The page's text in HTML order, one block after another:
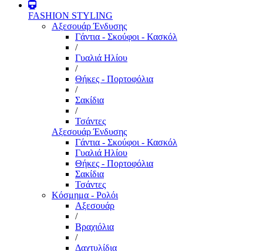
FASHION STYLING
Αξεσουάρ Ένδυσης
Γάντια - Σκούφοι - Κασκόλ
/
Γυαλιά Ηλίου
/
Θήκες - Πορτοφόλια
/
Σακίδια
/
Τσάντες
Αξεσουάρ Ένδυσης
Γάντια - Σκούφοι - Κασκόλ
Γυαλιά Ηλίου
Θήκες - Πορτοφόλια
Σακίδια
Τσάντες
Κόσμημα - Ρολόι
Αξεσουάρ
/
Βραχιόλια
/
Δαχτυλίδια